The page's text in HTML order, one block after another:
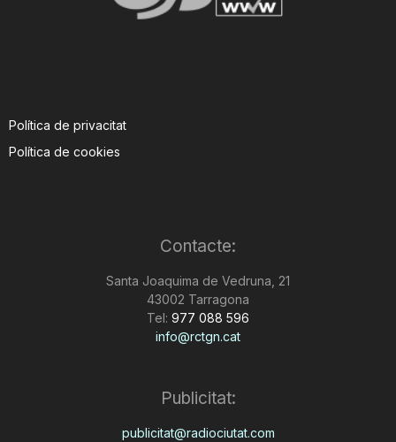
g
Política de privacitat
Política de cookies
Contacte:
Santa Joaquima de Vedruna, 21
43002 Tarragona
Tel: 977 088 596
info@rctgn.cat
Publicitat:
publicitat@radiociutat.com